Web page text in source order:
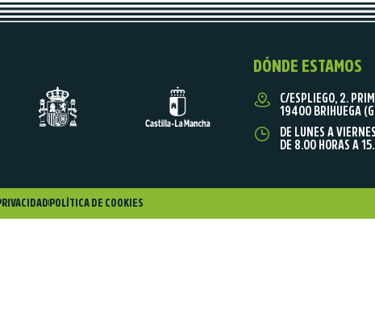
DÓNDE ESTAMOS
C/ESPLIEGO, 2.
19400 BRIHUEGA
DE LUNES A VIERNES
DE 8.00 HORAS A
POLÍTICA DE COOKIES